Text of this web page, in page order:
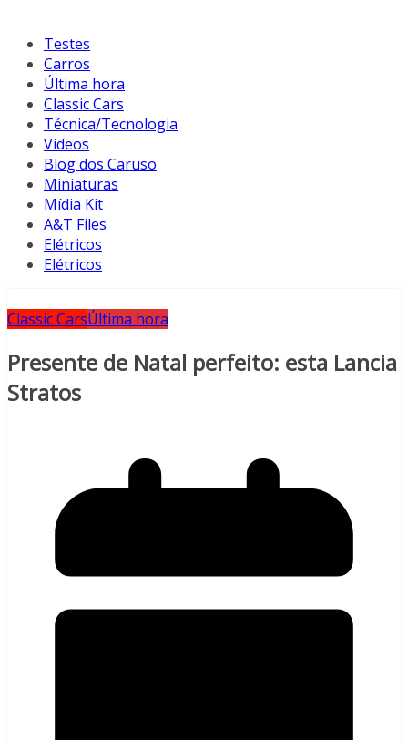
Testes
Carros
Última hora
Classic Cars
Técnica/Tecnologia
Vídeos
Blog dos Caruso
Miniaturas
Mídia Kit
A&T Files
Elétricos
Elétricos
Classic CarsÚltima hora
Presente de Natal perfeito: esta Lancia
Stratos